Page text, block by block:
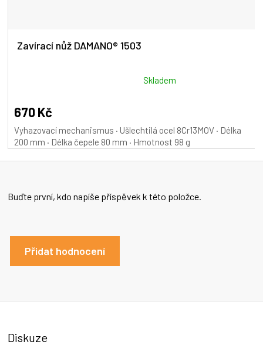
Zavírací nůž DAMANO® 1503
produktu
je
5,0
z
Skladem
670 Kč
Vyhazovací mechanismus · Ušlechtilá ocel 8Cr13MOV · Délka
200 mm · Délka čepele 80 mm · Hmotnost 98 g
Buďte první, kdo napíše příspěvek k této položce.
Přidat hodnocení
Diskuze